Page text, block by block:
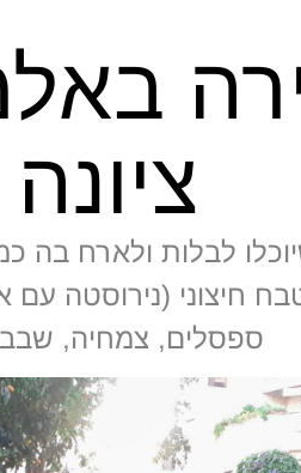
ציונה
לבלות ולארח בה
חיצוני (נירוסטה עם
ספסלים, צמחיה,